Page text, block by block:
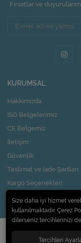
Fırsatlar ve
KURUMSAL
Hakkımızda
ISO Belgelerimiz
CE Belgemiz
İletişim
Güvenlik
Teslimat ve İade Şartları
Kargo Seçenekleri
Nasıl Kupon Kazanırım?
© 2020Pi Design İç ve
Size daha iyi hizmet
kullanılmaktadır. Çerez
dilerseniz tercihlerinizi
Tercihleri